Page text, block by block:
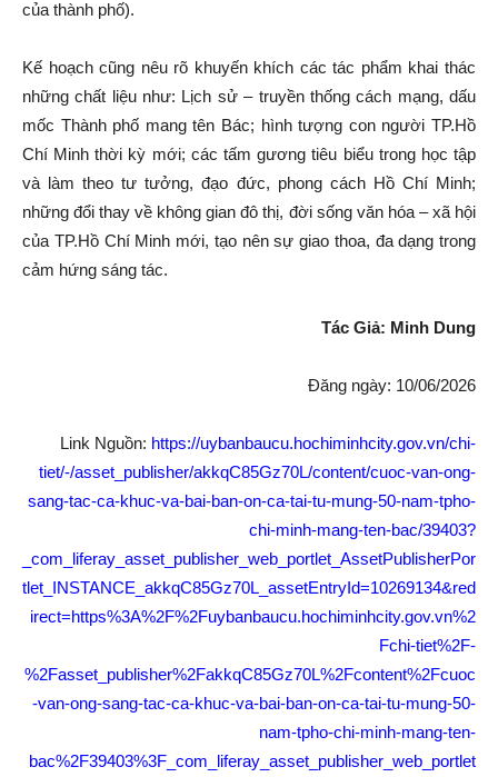
của thành phố).
Kế hoạch cũng nêu rõ khuyến khích các tác phẩm khai thác
những chất liệu như: Lịch sử – truyền thống cách mạng, dấu
mốc Thành phố mang tên Bác; hình tượng con người TP.Hồ
Chí Minh thời kỳ mới; các tấm gương tiêu biểu trong học tập
và làm theo tư tưởng, đạo đức, phong cách Hồ Chí Minh;
những đổi thay về không gian đô thị, đời sống văn hóa – xã hội
của TP.Hồ Chí Minh mới, tạo nên sự giao thoa, đa dạng trong
cảm hứng sáng tác.
Tác Giả: Minh Dung
Đăng ngày: 10/06/2026
Link Nguồn: https://uybanbaucu.hochiminhcity.gov.vn/chi-
tiet/-/asset_publisher/akkqC85Gz70L/content/cuoc-van-ong-
sang-tac-ca-khuc-va-bai-ban-on-ca-tai-tu-mung-50-nam-tpho-
chi-minh-mang-ten-bac/39403?
_com_liferay_asset_publisher_web_portlet_AssetPublisherPor
tlet_INSTANCE_akkqC85Gz70L_assetEntryId=10269134&red
irect=https%3A%2F%2Fuybanbaucu.hochiminhcity.gov.vn%2
Fchi-tiet%2F-
%2Fasset_publisher%2FakkqC85Gz70L%2Fcontent%2Fcuoc
-van-ong-sang-tac-ca-khuc-va-bai-ban-on-ca-tai-tu-mung-50-
nam-tpho-chi-minh-mang-ten-
bac%2F39403%3F_com_liferay_asset_publisher_web_portlet